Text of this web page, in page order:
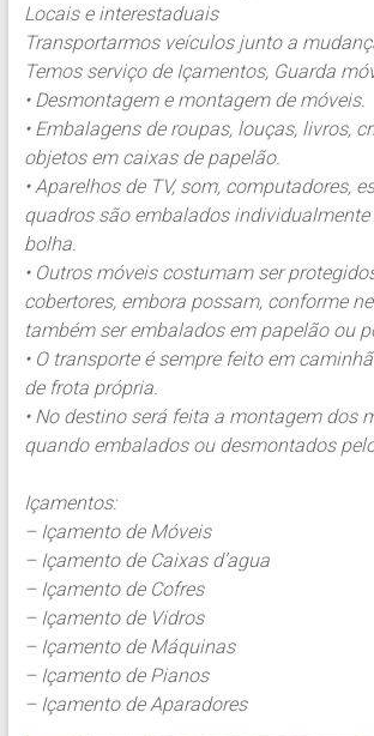
Locais e interestaduais
Transportarmos veículos junto a
Temos serviço de Içamentos, Guarda
• Desmontagem e montagem de móveis.
• Embalagens de roupas, louças, livros,
objetos em caixas de papelão.
• Aparelhos de TV, som, computadores,
quadros são embalados
bolha.
• Outros móveis costumam ser
cobertores, embora possam, conforme
também ser embalados em papelão ou
• O transporte é sempre feito em
de frota própria.
• No destino será feita a montagem dos
quando embalados ou desmontados
Içamentos:
– Içamento de Móveis
– Içamento de Caixas d’agua
– Içamento de Cofres
– Içamento de Vidros
– Içamento de Máquinas
– Içamento de Pianos
– Içamento de Aparadores